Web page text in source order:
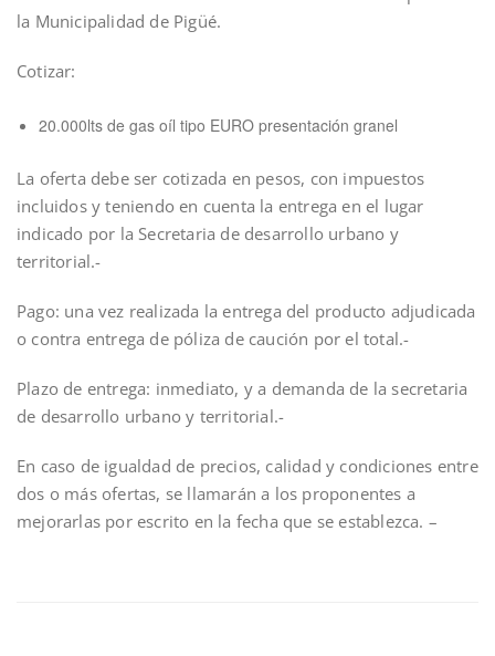
la Municipalidad de Pigüé.
Cotizar:
20.000lts de gas oíl tipo EURO presentación granel
La oferta debe ser cotizada en pesos, con impuestos
incluidos y teniendo en cuenta la entrega en el lugar
indicado por la Secretaria de desarrollo urbano y
territorial.-
Pago: una vez realizada la entrega del producto adjudicada
o contra entrega de póliza de caución por el total.-
Plazo de entrega: inmediato, y a demanda de la secretaria
de desarrollo urbano y territorial.-
En caso de igualdad de precios, calidad y condiciones entre
dos o más ofertas, se llamarán a los proponentes a
mejorarlas por escrito en la fecha que se establezca. –